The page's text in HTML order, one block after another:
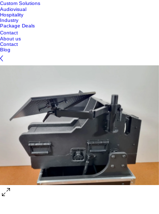
Custom Solutions
Audiovisual
Hospitality
Industry
Package Deals
Contact
About us
Contact
Blog